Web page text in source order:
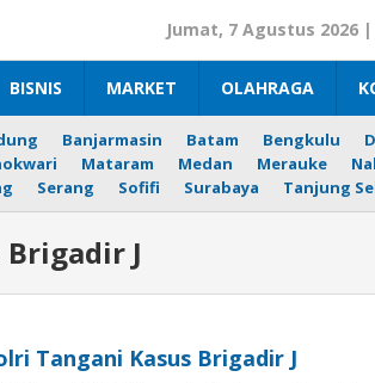
Jumat, 7 Agustus 2026 |
BISNIS MARKET OLAHRAGA
Banjarmasin Batam Bengkulu
Mataram Medan Merauke
Serang Sofifi Surabaya Tanjung
Brigadir J
Tangani Kasus Brigadir J